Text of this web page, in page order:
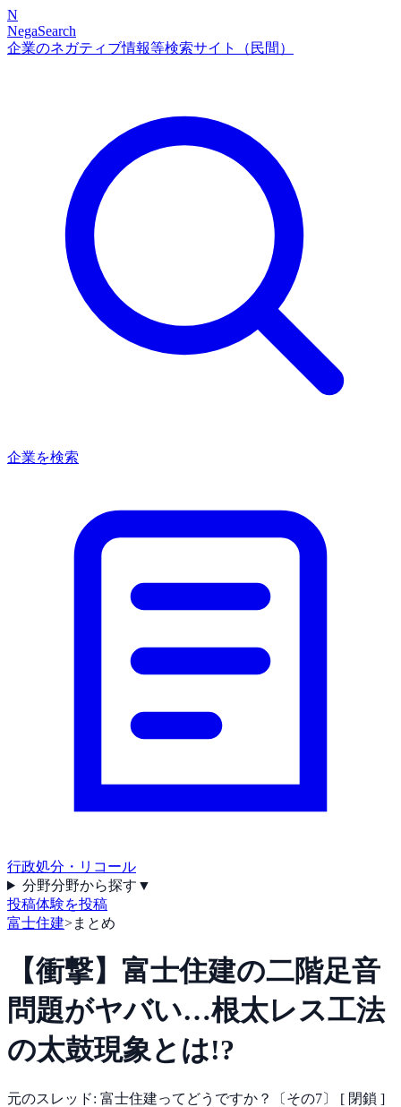
N
NegaSearch
企業のネガティブ情報等検索サイト（民間）
企業を検索
行政処分・リコール
分野分野から探す ▼
投稿体験を投稿
富士住建>まとめ
【衝撃】富士住建の二階足音
問題がヤバい…根太レス工法
の太鼓現象とは!?
元のスレッド: 富士住建ってどうですか？〔その7〕 [ 閉鎖 ]